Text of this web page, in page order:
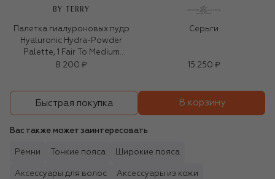
BY TERRY
Палетка гиалуроновых пудр
Hyaluronic Hydra-Powder
Palette, 1 Fair To Medium
(4x2,5g)
8 200 ₽
Серьги
15 250 ₽
Быстрая покупка В корзину
Вас также может заинтересовать
Ремни Тонкие пояса Широкие пояса
Аксессуары для волос Аксессуары из кожи